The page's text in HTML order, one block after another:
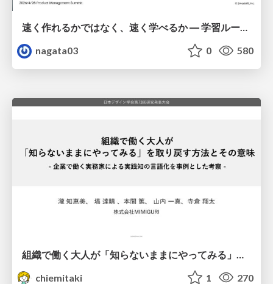
速く作れるかではなく、速く学べるか ― 学習ループを回すパイロットの途中報告
nagata03
0 580
chiemitaki
1 270